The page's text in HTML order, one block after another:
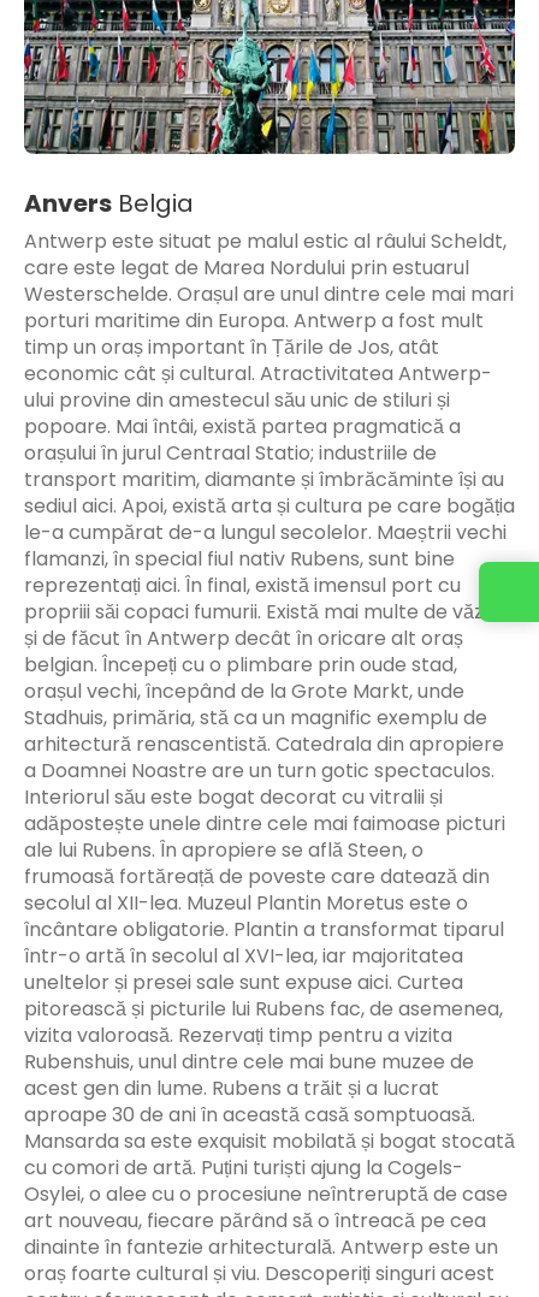
Anvers Belgia
Antwerp este situat pe malul estic al râului Scheldt,
care este legat de Marea Nordului prin estuarul
Westerschelde. Orașul are unul dintre cele mai mari
porturi maritime din Europa. Antwerp a fost mult
timp un oraș important în Țările de Jos, atât
economic cât și cultural. Atractivitatea Antwerp-
ului provine din amestecul său unic de stiluri și
popoare. Mai întâi, există partea pragmatică a
orașului în jurul Centraal Statio; industriile de
transport maritim, diamante și îmbrăcăminte își au
sediul aici. Apoi, există arta și cultura pe care bogăția
le-a cumpărat de-a lungul secolelor. Maeștrii vechi
flamanzi, în special fiul nativ Rubens, sunt bine
reprezentați aici. În final, există imensul port cu
propriii săi copaci fumurii. Există mai multe de văzut
și de făcut în Antwerp decât în oricare alt oraș
belgian. Începeți cu o plimbare prin oude stad,
orașul vechi, începând de la Grote Markt, unde
Stadhuis, primăria, stă ca un magnific exemplu de
arhitectură renascentistă. Catedrala din apropiere
a Doamnei Noastre are un turn gotic spectaculos.
Interiorul său este bogat decorat cu vitralii și
adăpostește unele dintre cele mai faimoase picturi
ale lui Rubens. În apropiere se află Steen, o
frumoasă fortăreață de poveste care datează din
secolul al XII-lea. Muzeul Plantin Moretus este o
încântare obligatorie. Plantin a transformat tiparul
într-o artă în secolul al XVI-lea, iar majoritatea
uneltelor și presei sale sunt expuse aici. Curtea
pitorească și picturile lui Rubens fac, de asemenea,
vizita valoroasă. Rezervați timp pentru a vizita
Rubenshuis, unul dintre cele mai bune muzee de
acest gen din lume. Rubens a trăit și a lucrat
aproape 30 de ani în această casă somptuoasă.
Mansarda sa este exquisit mobilată și bogat stocată
cu comori de artă. Puțini turiști ajung la Cogels-
Osylei, o alee cu o procesiune neîntreruptă de case
art nouveau, fiecare părând să o întreacă pe cea
dinainte în fantezie arhitecturală. Antwerp este un
oraș foarte cultural și viu. Descoperiți singuri acest